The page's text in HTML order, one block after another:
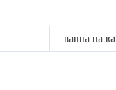
ванна на